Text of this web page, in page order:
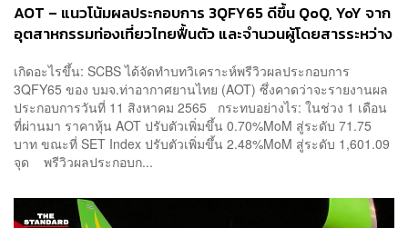
AOT – แนวโน้มผลประกอบการ 3QFY65 ดีขึ้น QoQ, YoY จาก
อุตสาหกรรมท่องเที่ยวไทยฟื้นตัว และจำนวนผู้โดยสารระหว่าง
เกิดอะไรขึ้น: SCBS ได้จัดทำบทวิเคราะห์พรีวิวผลประกอบการ
3QFY65 ของ บมจ.ท่าอากาศยานไทย (AOT) ซึ่งคาดว่าจะรายงานผล
ประกอบการวันที่ 11 สิงหาคม 2565 กระทบอย่างไร: ในช่วง 1 เดือน
ที่ผ่านมา ราคาหุ้น AOT ปรับตัวเพิ่มขึ้น 0.70%MoM สู่ระดับ 71.75
บาท ขณะที่ SET Index ปรับตัวเพิ่มขึ้น 2.48%MoM สู่ระดับ 1,601.09
จุด พรีวิวผลประกอบก...